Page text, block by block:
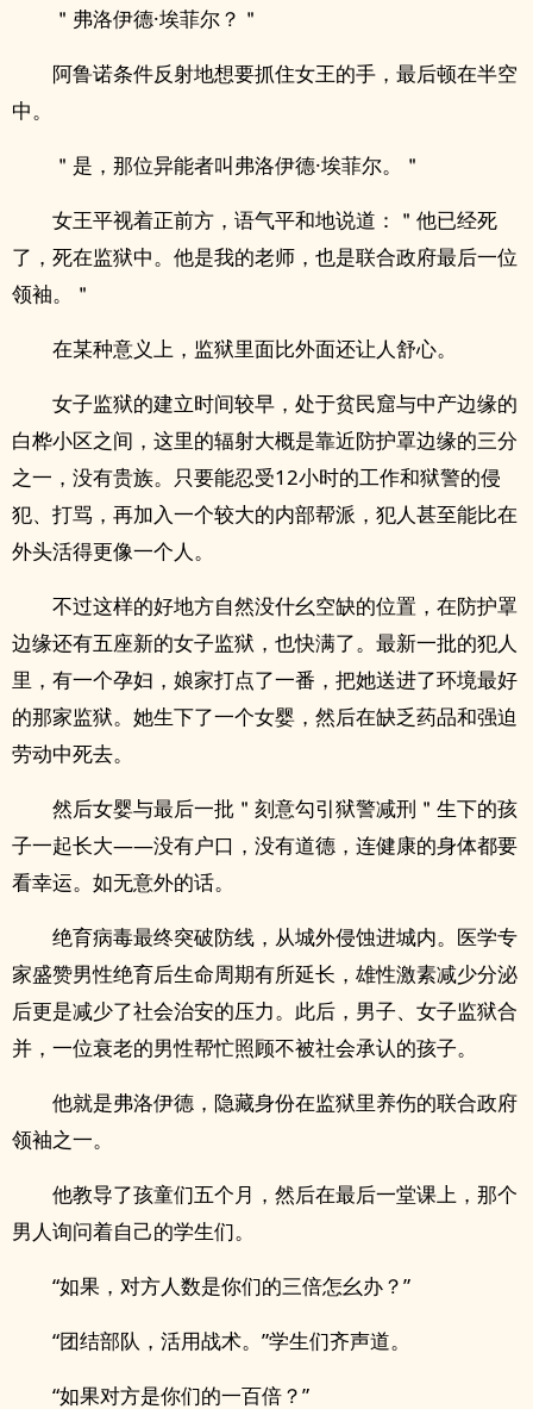
＂弗洛伊德·埃菲尔？＂
阿鲁诺条件反射地想要抓住女王的手，最后顿在半空
中。
＂是，那位异能者叫弗洛伊德·埃菲尔。＂
女王平视着正前方，语气平和地说道：＂他已经死
了，死在监狱中。他是我的老师，也是联合政府最后一位
领袖。＂
在某种意义上，监狱里面比外面还让人舒心。
女子监狱的建立时间较早，处于贫民窟与中产边缘的
白桦小区之间，这里的辐射大概是靠近防护罩边缘的三分
之一，没有贵族。只要能忍受12小时的工作和狱警的侵
犯、打骂，再加入一个较大的内部帮派，犯人甚至能比在
外头活得更像一个人。
不过这样的好地方自然没什幺空缺的位置，在防护罩
边缘还有五座新的女子监狱，也快满了。最新一批的犯人
里，有一个孕妇，娘家打点了一番，把她送进了环境最好
的那家监狱。她生下了一个女婴，然后在缺乏药品和强迫
劳动中死去。
然后女婴与最后一批＂刻意勾引狱警减刑＂生下的孩
子一起长大——没有户口，没有道德，连健康的身体都要
看幸运。如无意外的话。
绝育病毒最终突破防线，从城外侵蚀进城内。医学专
家盛赞男性绝育后生命周期有所延长，雄性激素减少分泌
后更是减少了社会治安的压力。此后，男子、女子监狱合
并，一位衰老的男性帮忙照顾不被社会承认的孩子。
他就是弗洛伊德，隐藏身份在监狱里养伤的联合政府
领袖之一。
他教导了孩童们五个月，然后在最后一堂课上，那个
男人询问着自己的学生们。
“如果，对方人数是你们的三倍怎幺办？”
“团结部队，活用战术。”学生们齐声道。
“如果对方是你们的一百倍？”